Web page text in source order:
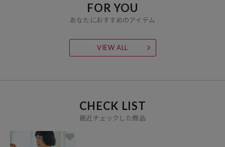
FOR YOU
あなたにおすすめのアイテム
VIEW ALL
CHECK LIST
最近チェックした商品